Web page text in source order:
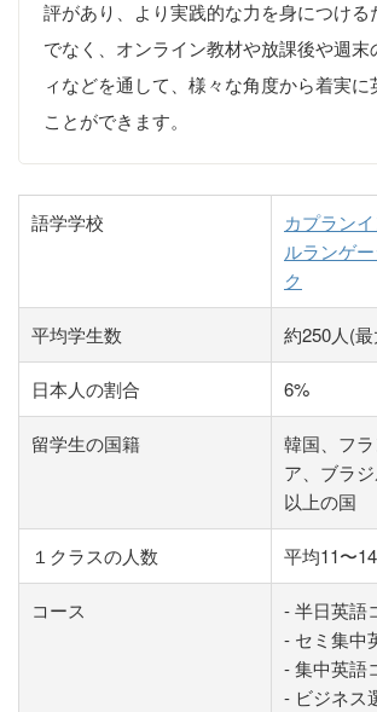
評があり、より実践的な力を身につける
でなく、オンライン教材や放課後や週末
ィなどを通して、様々な角度から着実に
ことができます。
語学学校
カプラン
ルランゲ
ク
平均学生数 約250人(
日本人の割合 6%
留学生の国籍
韓国、フ
ア、ブラ
以上の国
１クラスの人数 平均11〜
コース
- 半日英語
- セミ集中
- 集中英語
- ビジネス